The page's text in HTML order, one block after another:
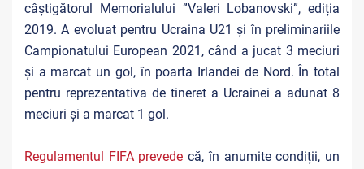
câștigătorul Memorialului ”Valeri Lobanovski”, ediția
2019. A evoluat pentru Ucraina U21 și în preliminariile
Campionatului European 2021, când a jucat 3 meciuri
și a marcat un gol, în poarta Irlandei de Nord. În total
pentru reprezentativa de tineret a Ucrainei a adunat 8
meciuri și a marcat 1 gol.
Regulamentul FIFA prevede că, în anumite condiții, un